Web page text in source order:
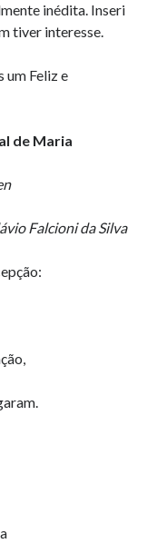
inédita. Inseri
tiver interesse.
um Feliz e
de Maria
Falcioni da Silva